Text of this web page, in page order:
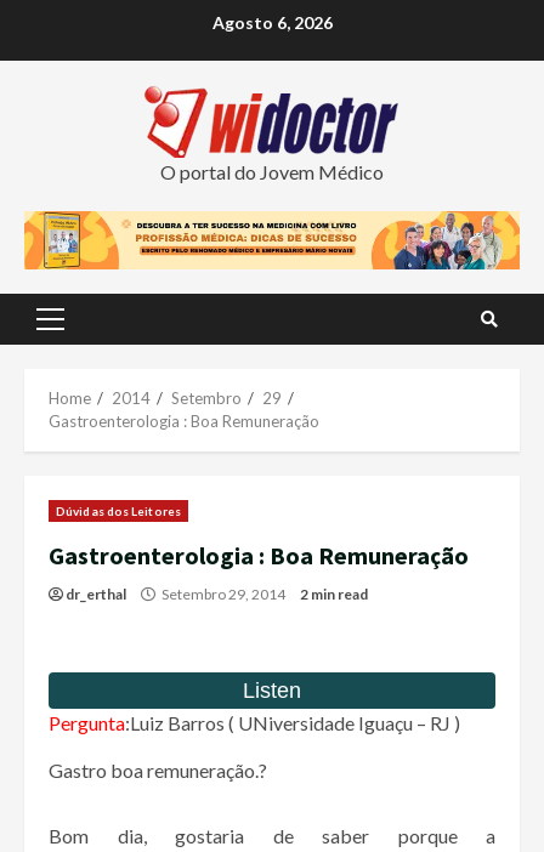
Agosto 6, 2026
O portal do Jovem Médico
Primary
Home 2014 Setembro
29
Gastroenterologia : Boa Remuneração
Dúvidas dos Leitores
Gastroenterologia : Boa Remuneração
dr_erthal Setembro 29, 2014 2 min read
Pergunta:Luiz Barros ( UNiversidade Iguaçu – RJ )
Gastro boa remuneração.?
Bom dia, gostaria de saber porque a